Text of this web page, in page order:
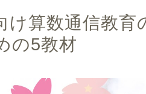
け算数通信教育
の5教材